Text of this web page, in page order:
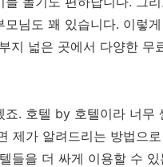
님도 꽤 있습니다. 이렇
지 넓은 곳에서 다양한 무
. 호텔 by 호텔이라 너무
제가 알려드리는 방법으
들을 더 싸게 이용할 수